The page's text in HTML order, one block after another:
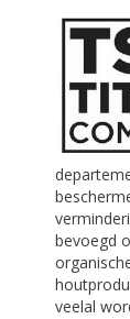
bevoegd
veelal